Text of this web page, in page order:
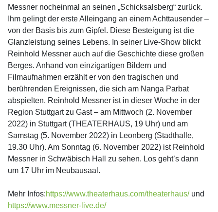
Messner nocheinmal an seinen „Schicksalsberg“ zurück.
Ihm gelingt der erste Alleingang an einem Achttausender –
von der Basis bis zum Gipfel. Diese Besteigung ist die
Glanzleistung seines Lebens. In seiner Live-Show blickt
Reinhold Messner auch auf die Geschichte diese großen
Berges. Anhand von einzigartigen Bildern und
Filmaufnahmen erzählt er von den tragischen und
berührenden Ereignissen, die sich am Nanga Parbat
abspielten. Reinhold Messner ist in dieser Woche in der
Region Stuttgart zu Gast – am Mittwoch (2. November
2022) in Stuttgart (THEATERHAUS, 19 Uhr) und am
Samstag (5. November 2022) in Leonberg (Stadthalle,
19.30 Uhr). Am Sonntag (6. November 2022) ist Reinhold
Messner in Schwäbisch Hall zu sehen. Los geht’s dann
um 17 Uhr im Neubausaal.
Mehr Infos:https://www.theaterhaus.com/theaterhaus/ und
https://www.messner-live.de/